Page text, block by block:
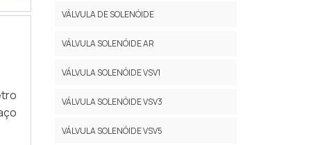
a
VÁLVULA DE SOLENÓIDE
VÁLVULA SOLENÓIDE AR
VÁLVULA SOLENÓIDE VSV1
VÁLVULA SOLENÓIDE VSV3
VÁLVULA SOLENÓIDE VSV5